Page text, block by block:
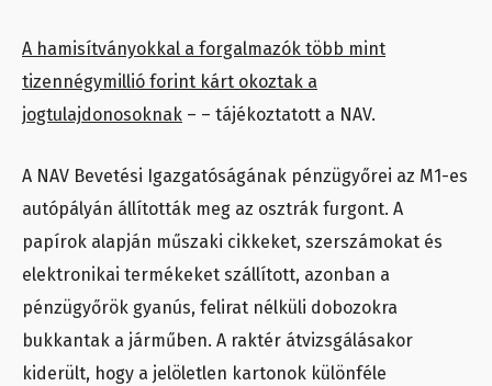
A hamisítványokkal a forgalmazók több mint
tizennégymillió forint kárt okoztak a
jogtulajdonosoknak – – tájékoztatott a NAV.
A NAV Bevetési Igazgatóságának pénzügyőrei az M1-es
autópályán állították meg az osztrák furgont. A
papírok alapján műszaki cikkeket, szerszámokat és
elektronikai termékeket szállított, azonban a
pénzügyőrök gyanús, felirat nélküli dobozokra
bukkantak a járműben. A raktér átvizsgálásakor
kiderült, hogy a jelöletlen kartonok különféle